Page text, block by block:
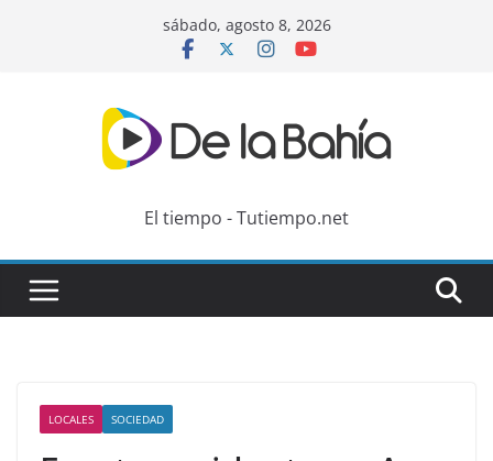
sábado, agosto 8, 2026
El tiempo - Tutiempo.net
LOCALES SOCIEDAD